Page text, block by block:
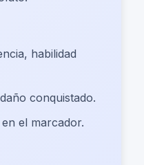
habilidad
conquistado.
el marcador.